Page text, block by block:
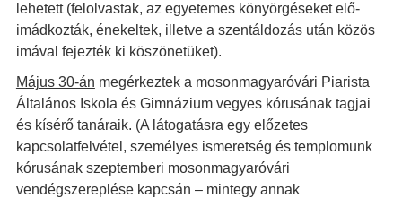
lehetett (felolvastak, az egyetemes könyörgéseket elő-
imádkozták, énekeltek, illetve a szentáldozás után közös
imával fejezték ki köszönetüket).
Május 30-án megérkeztek a mosonmagyaróvári Piarista
Általános Iskola és Gimnázium vegyes kórusának tagjai
és kísérő tanáraik. (A látogatásra egy előzetes
kapcsolatfelvétel, személyes ismeretség és templomunk
kórusának szeptemberi mosonmagyaróvári
vendégszereplése kapcsán – mintegy annak